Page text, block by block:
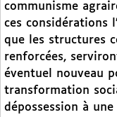
communisme
ces considérations
que les structures
renforcées,
éventuel nouveau
transformation
dépossession à